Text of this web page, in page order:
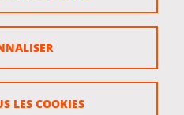
LES COOKIES